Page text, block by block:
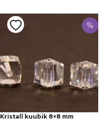
%
Kristall kuubik 8×8 mm